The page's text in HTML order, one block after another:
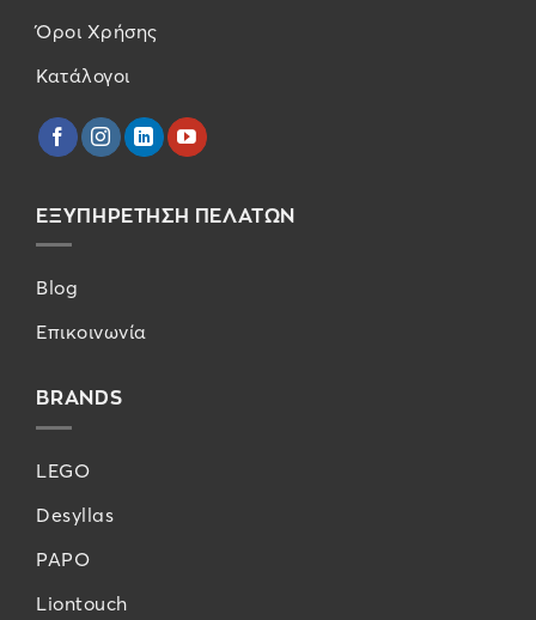
Όροι Χρήσης
Κατάλογοι
ΕΞΥΠΗΡΕΤΗΣΗ ΠΕΛΑΤΩΝ
Blog
Επικοινωνία
BRANDS
LEGO
Desyllas
PAPO
Liontouch